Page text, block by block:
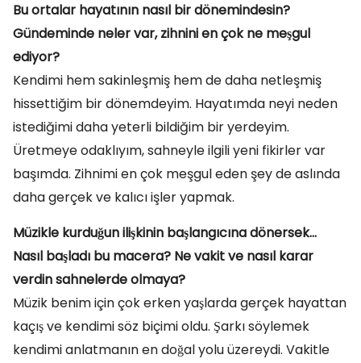
Bu ortalar hayatının nasıl bir dönemindesin?
Gündeminde neler var, zihnini en çok ne meşgul
ediyor?
Kendimi hem sakinleşmiş hem de daha netleşmiş
hissettiğim bir dönemdeyim. Hayatımda neyi neden
istediğimi daha yeterli bildiğim bir yerdeyim.
Üretmeye odaklıyım, sahneyle ilgili yeni fikirler var
başımda. Zihnimi en çok meşgul eden şey de aslında
daha gerçek ve kalıcı işler yapmak.
Müzikle kurduğun ilişkinin başlangıcına dönersek…
Nasıl başladı bu macera? Ne vakit ve nasıl karar
verdin sahnelerde olmaya?
Müzik benim için çok erken yaşlarda gerçek hayattan
kaçış ve kendimi söz biçimi oldu. Şarkı söylemek
kendimi anlatmanın en doğal yolu üzereydi. Vakitle